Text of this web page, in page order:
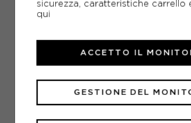
sicurezza, caratteristiche carrello
qui
GESTIONE DEL
ACCETTO IL